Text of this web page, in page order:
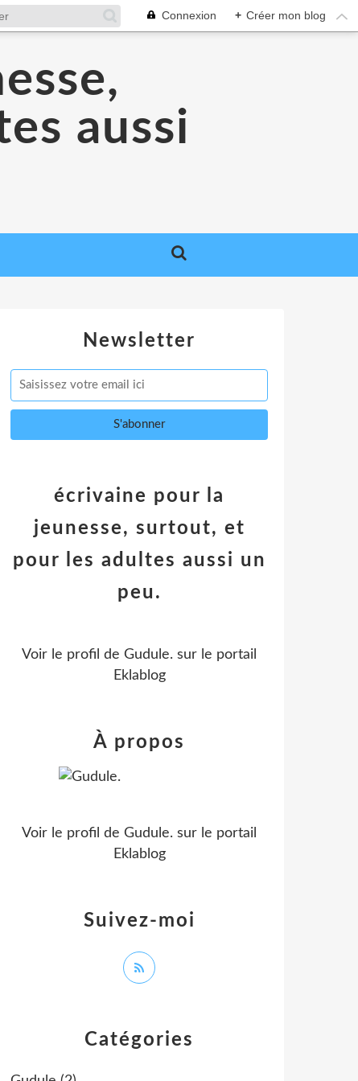
Connexion + Créer mon blog
aussi
Newsletter
Catégories
écrivaine pour la
jeunesse, surtout, et
pour les adultes aussi un
peu.
Voir le profil de Gudule. sur le portail
Eklablog
Suivez-moi
À propos
Voir le profil de Gudule. sur le portail
Eklablog